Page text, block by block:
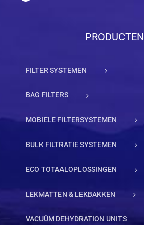
PRODUCTEN
FILTER SYSTEMEN
BAG FILTERS
MOBIELE FILTERSYSTEMEN
BULK FILTRATIE SYSTEMEN
ECO TOTAALOPLOSSINGEN
LEKMATTEN & LEKBAKKEN
VACUÜM DEHYDRATION UNITS